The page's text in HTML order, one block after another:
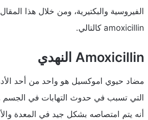
الفيروسية والبكتيرية، ومن خلال هذا
amoxicillin كالتالي.
Amoxicillin النهدي
مضاد حيوي اموكسيل هو واحد من أحد
التي تسبب في حدوث التهابات في الجسم
أنه يتم امتصاصه بشكل جيد في المعدة